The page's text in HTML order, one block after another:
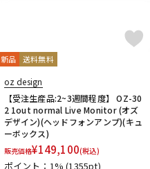
新品 送料無料
oz design
【受注生産品:2~3週間程度】 OZ-30
2 1out normal Live Monitor (オズ
デザイン)(ヘッドフォンアンプ)(キュ
ーボックス)
販売価格¥149,100(税込)
ポイント：1%(1355pt)